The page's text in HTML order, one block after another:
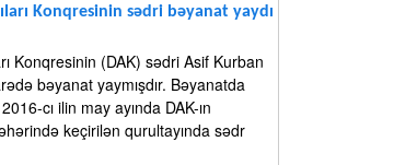
Konqresinin sədri bəyanat yaydı
Konqresinin (DAK) sədri Asif Kurban
bəyanat yaymışdır. Bəyanatda
cı ilin may ayında DAK-ın
keçirilən qurultayında sədr